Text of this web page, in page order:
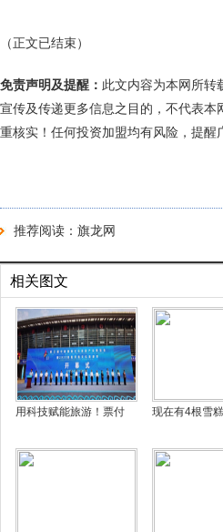
（正文已结束）
免责声明及提醒： 此文内容为本网所转
宣传及传递更多信息之目的，不代表
重核实！任何投资加盟均有风险，提醒
推荐阅读： 旗龙网
相关图文
用科技赋能旅游！票付 现在有4根雪